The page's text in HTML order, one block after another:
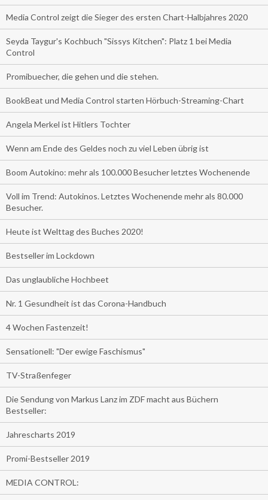
Media Control zeigt die Sieger des ersten Chart-Halbjahres 2020
Seyda Taygur's Kochbuch "Sissys Kitchen": Platz 1 bei Media
Control
Promibuecher, die gehen und die stehen.
BookBeat und Media Control starten Hörbuch-Streaming-Chart
Angela Merkel ist Hitlers Tochter
Wenn am Ende des Geldes noch zu viel Leben übrig ist
Boom Autokino: mehr als 100.000 Besucher letztes Wochenende
Voll im Trend: Autokinos. Letztes Wochenende mehr als 80.000
Besucher.
Heute ist Welttag des Buches 2020!
Bestseller im Lockdown
Das unglaubliche Hochbeet
Nr. 1 Gesundheit ist das Corona-Handbuch
4 Wochen Fastenzeit!
Sensationell: "Der ewige Faschismus"
TV-Straßenfeger
Die Sendung von Markus Lanz im ZDF macht aus Büchern
Bestseller:
Jahrescharts 2019
Promi-Bestseller 2019
MEDIA CONTROL: